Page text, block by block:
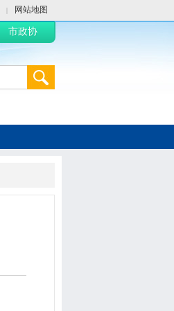
| 网站地图
市政协